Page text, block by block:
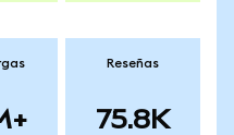
Reseñas
75.8K